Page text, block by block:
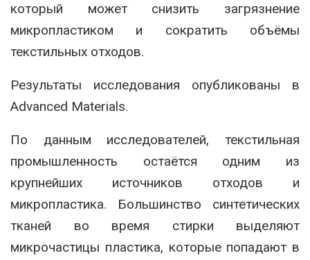
который может снизить загрязнение
микропластиком и сократить объёмы
текстильных отходов.
Результаты исследования опубликованы в
Advanced Materials.
По данным исследователей, текстильная
промышленность остаётся одним из
крупнейших источников отходов и
микропластика. Большинство синтетических
тканей во время стирки выделяют
микрочастицы пластика, которые попадают в